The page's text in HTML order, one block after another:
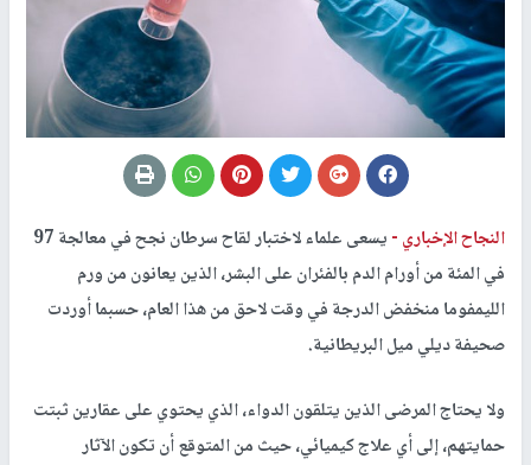
النجاح الإخباري -
يسعى علماء لاختبار لقاح سرطان نجح في معالجة 97
في المئة من أورام الدم بالفئران على البشر، الذين يعانون من ورم
الليمفوما منخفض الدرجة في وقت لاحق من هذا العام، حسبما أوردت
صحيفة ديلي ميل البريطانية.
ولا يحتاج المرضى الذين يتلقون الدواء، الذي يحتوي على عقارين ثبتت
حمايتهم، إلى أي علاج كيميائي، حيث من المتوقع أن تكون الآثار